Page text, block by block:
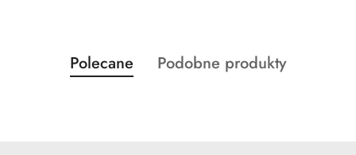
Pomiń karuzelę produktów
Produkty
o
Polecane
Produkty
Podobne produkty